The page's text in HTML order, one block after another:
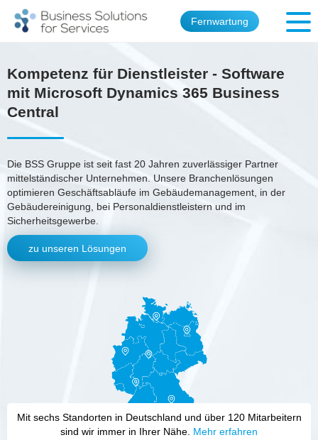
Fernwartung
Kompetenz für Dienstleister - Software
mit Microsoft Dynamics 365 Business
Central
Die BSS Gruppe ist seit fast 20 Jahren zuverlässiger Partner
mittelständischer Unternehmen. Unsere Branchenlösungen
optimieren Geschäftsabläufe im Gebäudemanagement, in der
Gebäudereinigung, bei Personaldienstleistern und im
Sicherheitsgewerbe.
zu unseren Lösungen
Mit sechs Standorten in Deutschland und über 120 Mitarbeitern
sind wir immer in Ihrer Nähe. Mehr erfahren